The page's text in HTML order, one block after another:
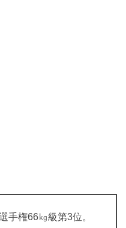
手権66㎏級第3位。